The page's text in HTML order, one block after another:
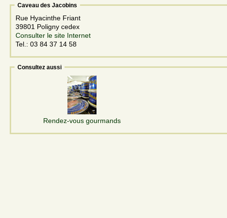
Caveau des Jacobins
Rue Hyacinthe Friant
39801 Poligny cedex
Consulter le site Internet
Tel.: 03 84 37 14 58
Consultez aussi
Rendez-vous gourmands